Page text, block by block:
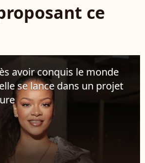
ce
avoir conquis le monde
se lance dans un projet